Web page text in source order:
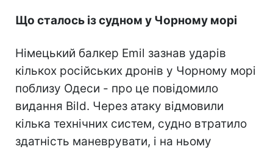
Що сталось із судном у Чорному морі
Німецький балкер Emil зазнав ударів
кількох російських дронів у Чорному морі
поблизу Одеси - про це повідомило
видання Bild. Через атаку відмовили
кілька технічних систем, судно втратило
здатність маневрувати, і на ньому